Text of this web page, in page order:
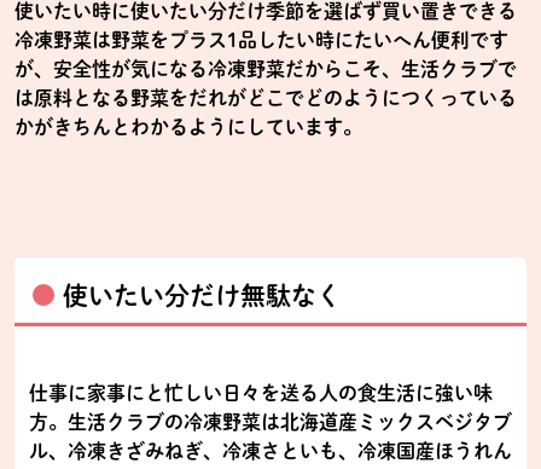
使いたい時に使いたい分だけ季節を選ばず買い置きできる
冷凍野菜は野菜をプラス1品したい時にたいへん便利です
が、安全性が気になる冷凍野菜だからこそ、生活クラブで
は原料となる野菜をだれがどこでどのようにつくっている
かがきちんとわかるようにしています。
使いたい分だけ無駄なく
仕事に家事にと忙しい日々を送る人の食生活に強い味
方。生活クラブの冷凍野菜は北海道産ミックスベジタブ
ル、冷凍きざみねぎ、冷凍さといも、冷凍国産ほうれん